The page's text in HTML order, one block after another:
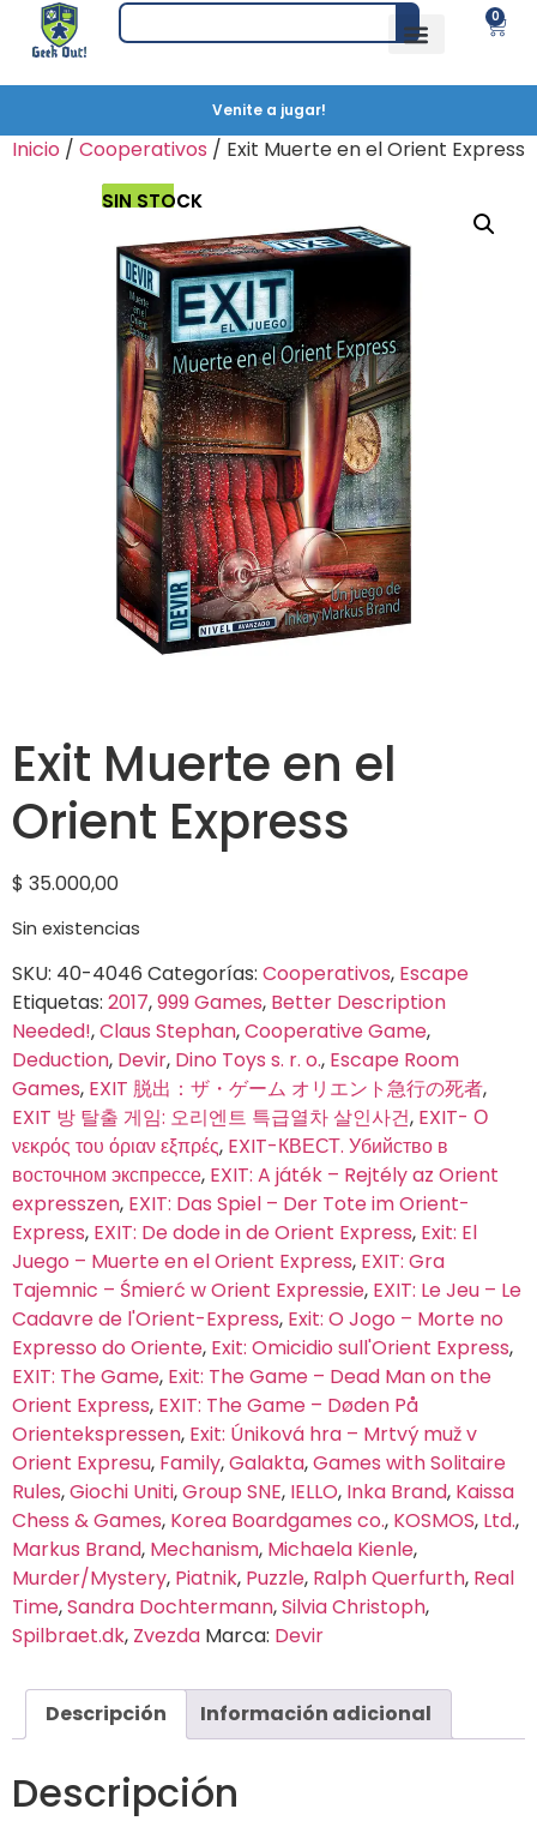
0
Venite a jugar!
Inicio / Cooperativos / Exit Muerte en el Orient Express
SIN STOCK
Exit Muerte en el
Orient Express
$ 35.000,00
Sin existencias
SKU: 40-4046 Categorías: Cooperativos, Escape
Etiquetas: 2017,999 Games, Better Description
Needed!,Claus Stephan,Cooperative Game,
Deduction, Devir, Dino Toys s. r. o., Escape Room
Games, EXIT 脱出：ザ・ゲーム オリエント急行の死者,
EXIT 방 탈출 게임: 오리엔트 특급열차 살인사건, EXIT- Ο
νεκρός του όριαν εξπρές, EXIT-КВЕСТ. Убийство в
восточном экспрессе, EXIT: A játék – Rejtély az Orient
expresszen, EXIT: Das Spiel – Der Tote im Orient-
Express, EXIT: De dode in de Orient Express, Exit: El
Juego – Muerte en el Orient Express, EXIT: Gra
Tajemnic – Śmierć w Orient Expressie, EXIT: Le Jeu – Le
Cadavre de l'Orient-Express, Exit: O Jogo – Morte no
Expresso do Oriente, Exit: Omicidio sull'Orient Express,
EXIT: The Game, Exit: The Game – Dead Man on the
Orient Express, EXIT: The Game – Døden På
Orientekspressen, Exit: Úniková hra – Mrtvý muž v
Orient Expresu, Family,Galakta,Games with Solitaire
Rules,Giochi Uniti,Group SNE, IELLO, Inka Brand, Kaissa
Chess & Games, Korea Boardgames co., KOSMOS, Ltd.,
Markus Brand, Mechanism, Michaela Kienle,
Murder/Mystery, Piatnik, Puzzle, Ralph Querfurth, Real
Time,Sandra Dochtermann,Silvia Christoph,
Spilbraet.dk, Zvezda Marca: Devir
Descripción Información adicional
Descripción